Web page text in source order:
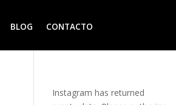
BLOG CONTACTO
Instagram has returned